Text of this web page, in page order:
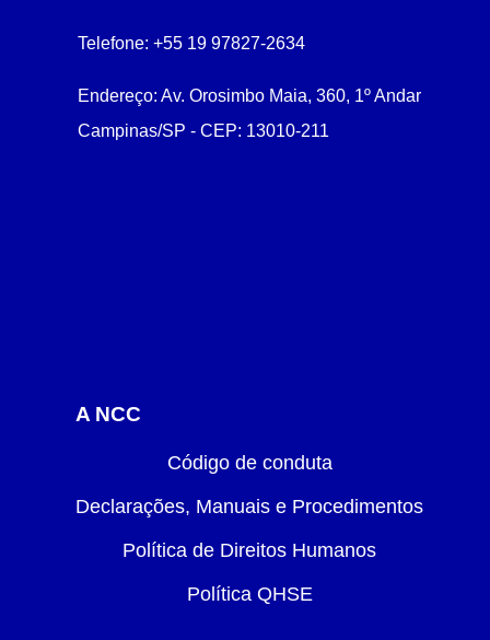
Telefone: +55 19 97827-2634
Endereço: Av. Orosimbo Maia, 360, 1º Andar
Campinas/SP - CEP: 13010-211
A NCC
Código de conduta
Declarações, Manuais e Procedimentos
Política de Direitos Humanos
Política QHSE